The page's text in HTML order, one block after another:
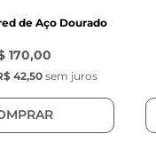
de Aço Dourado
170,00
42,50 sem juros